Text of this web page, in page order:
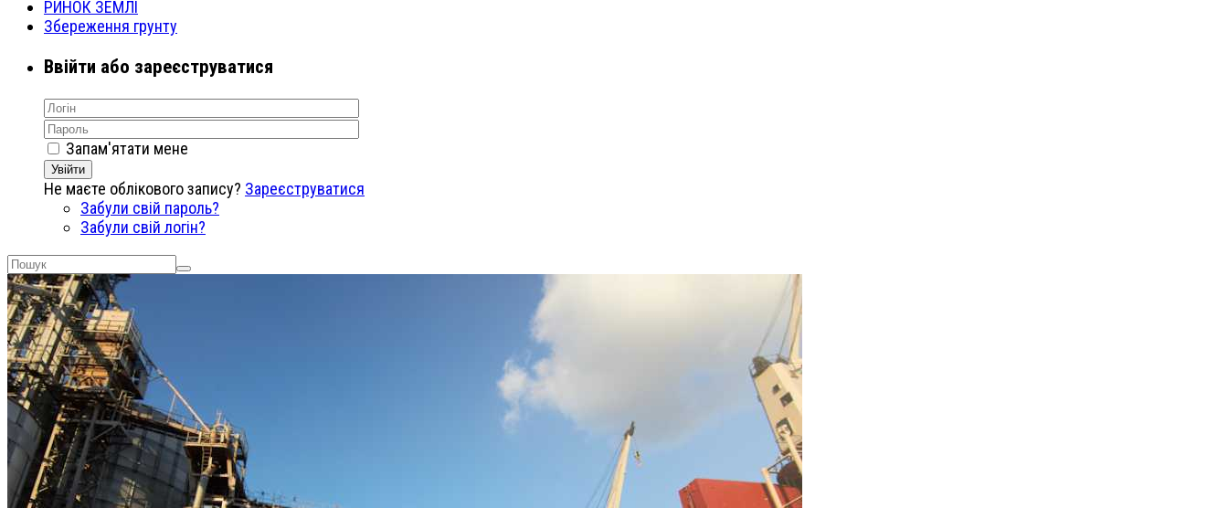
РИНОК ЗЕМЛІ
Збереження грунту
Ввійти або зареєструватися
Запам'ятати мене
Увійти
Не маєте облікового запису? Зареєструватися
Забули свій пароль?
Забули свій логін?